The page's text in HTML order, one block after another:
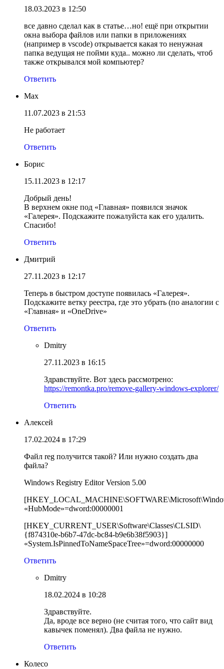
18.03.2023 в 12:50
все давно сделал как в статье…но! ещё при открытии
окна выбора файлов или папки в приложениях
(например в vscode) открывается какая то ненужная
папка ведущая не пойми куда.. можно ли сделать, чтоб
также открывался мой компьютер?
Ответить
Max
11.07.2023 в 21:53
Не работает
Ответить
Борис
15.11.2023 в 12:17
Добрый день!
В верхнем окне под «Главная» появился значок
«Галерея». Подскажите пожалуйста как его удалить.
Спасибо!
Ответить
Дмитрий
27.11.2023 в 12:17
Теперь в быстром доступе появилась «Галерея».
Подскажите ветку реестра, где это убрать (по аналогии с
«Главная» и «OneDrive»
Ответить
Dmitry
27.11.2023 в 16:15
Здравствуйте. Вот здесь рассмотрено:
https://remontka.pro/remove-gallery-windows-explorer/
Ответить
Алексей
17.02.2024 в 17:29
Файл reg получится такой? Или нужно создать два
файла?
Windows Registry Editor Version 5.00
«HubMode»=dword:00000001
[HKEY_CURRENT_USER\Software\Classes\CLSID\
{f874310e-b6b7-47dc-bc84-b9e6b38f5903}]
«System.IsPinnedToNameSpaceTree»=dword:00000000
Ответить
Dmitry
18.02.2024 в 10:28
Здравствуйте.
Да, вроде все верно (не считая того, что сайт вид
кавычек поменял). Два файла не нужно.
Ответить
Колесо